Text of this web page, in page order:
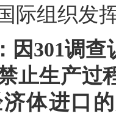
际组织发
因301调
止生产过
体进口